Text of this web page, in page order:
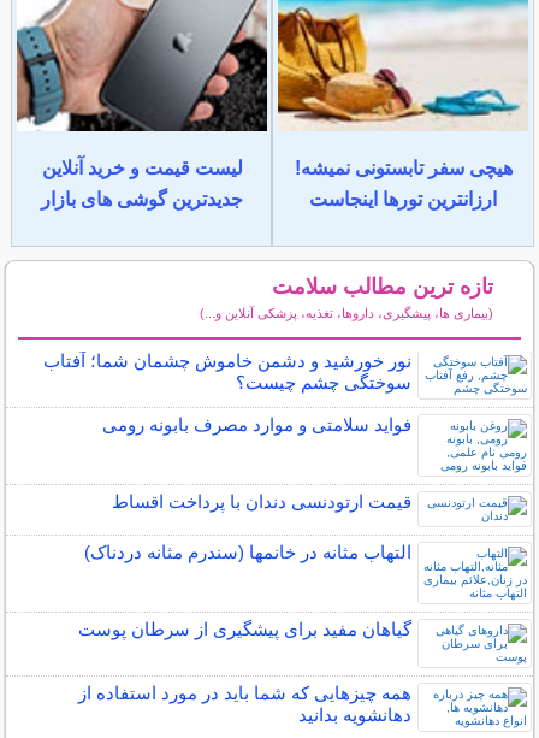
هیچی سفر تابستونی نمیشه!
ارزانترین تورها اینجاست
لیست قیمت و خرید آنلاین
جدیدترین گوشی های بازار
تازه ترین مطالب سلامت
(بیماری ها، پیشگیری، داروها، تغذیه، پزشکی آنلاین و...)
نور خورشید و دشمن خاموش چشمان شما؛ آفتاب
سوختگی چشم چیست؟
فواید سلامتی و موارد مصرف بابونه رومی
قیمت ارتودنسی دندان با پرداخت اقساط
التهاب مثانه در خانمها (سندرم مثانه دردناک)
گیاهان مفید برای پیشگیری از سرطان پوست
همه چیزهایی که شما باید در مورد استفاده از
دهانشویه بدانید